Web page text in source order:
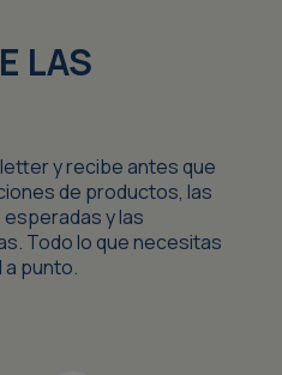
LAS
y recibe antes que
de productos, las
y las
Todo lo que necesitas
a punto.